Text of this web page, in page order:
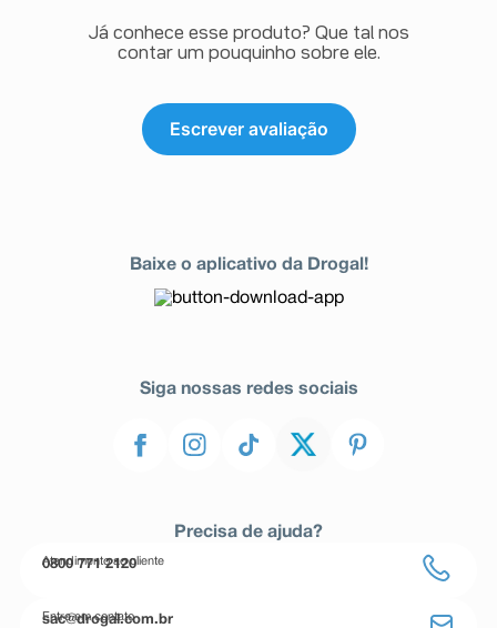
Já conhece esse produto? Que tal nos
contar um pouquinho sobre ele.
Escrever avaliação
Baixe o aplicativo da Drogal!
Siga nossas redes sociais
Precisa de ajuda?
Atendimento ao cliente
0800 771 2120
Entre em contato
sac@drogal.com.br